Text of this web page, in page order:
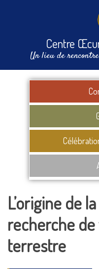
Centre
Un lieu de
L’origine de
recherche
terrestre